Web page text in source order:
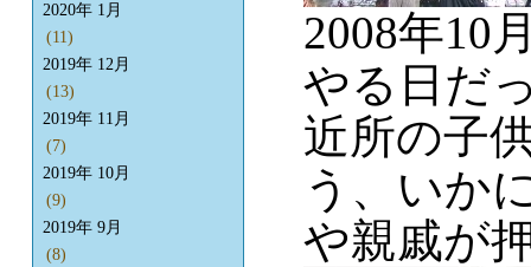
2008年10
やる日だ
近所の子
う、いか
や親戚が
2020年 1月
(11)
2019年 12月
(13)
2019年 11月
(7)
2019年 10月
(9)
2019年 9月
(8)